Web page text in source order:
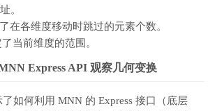
。
在各维度移动时跳过的元素个数。
当前维度的范围。
Express API 观察几何变换
如何利用 MNN 的 Express 接口（底层